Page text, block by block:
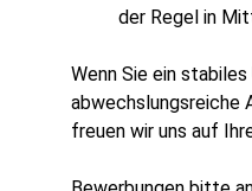
der Regel in
Wenn Sie ein
abwechslungsreiche
freuen wir uns auf